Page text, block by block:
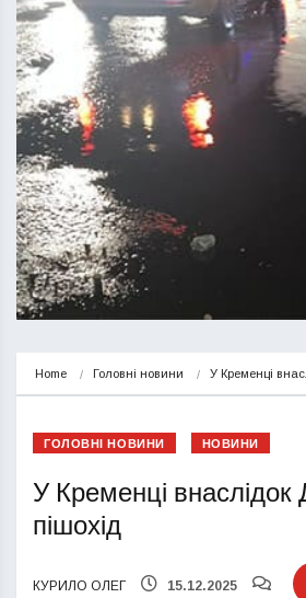
Home Головні новини У Кременці
ГОЛОВНІ НОВИНИ НОВИНИ
У Кременці
пішохід
КУРИЛО ОЛЕГ 15.12.2025